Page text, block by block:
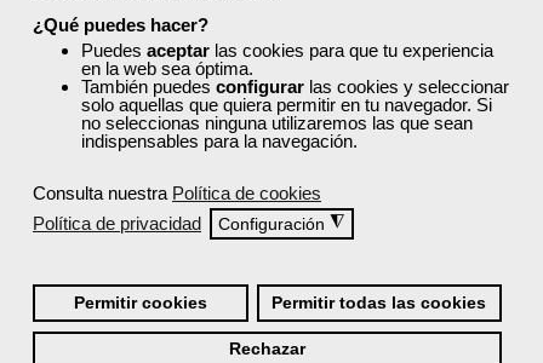
¿Qué puedes hacer?
Puedes aceptar las cookies para que tu experiencia
en la web sea óptima.
También puedes configurar las cookies y seleccionar
solo aquellas que quiera permitir en tu navegador. Si
no seleccionas ninguna utilizaremos las que sean
indispensables para la navegación.
Consulta nuestra Política de cookies
Política de privacidad
Configuración ◮
Permitir cookies Permitir todas las cookies
Rechazar
ONLINE